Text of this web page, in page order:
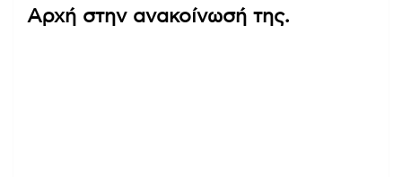
Αρχή στην ανακοίνωσή της.